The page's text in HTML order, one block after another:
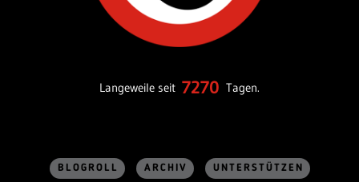
Langeweile seit 7270 Tagen.
BLOGROLL ARCHIV UNTERSTÜTZEN